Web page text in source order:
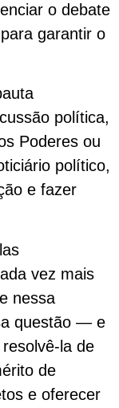
o debate
garantir o
política,
Poderes ou
político,
e fazer
vez mais
nessa
questão — e
la de
de
e oferecer